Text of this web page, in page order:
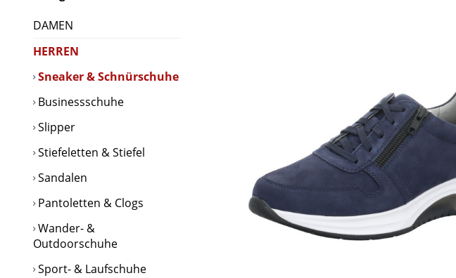
DAMEN
HERREN
Sneaker & Schnürschuhe
Businessschuhe
Slipper
Stiefeletten & Stiefel
Sandalen
Pantoletten & Clogs
Wander- &
Outdoorschuhe
Sport- & Laufschuhe